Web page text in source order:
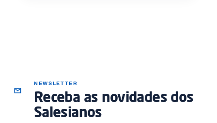
NEWSLETTER
Receba as novidades dos
Salesianos